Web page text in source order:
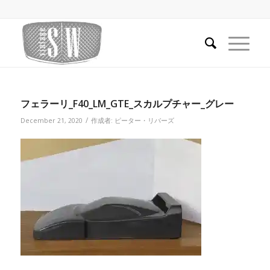
フェラーリ_F40_LM_GTE_スカルプチャー_グレー
December 21, 2020 / 作成者: ピーター・リバーズ